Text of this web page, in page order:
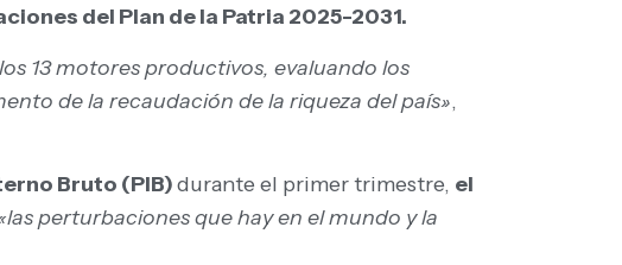
del Plan de la Patria 2025-2031.
13 motores productivos, evaluando los
de la recaudación de la riqueza del país»,
Bruto (PIB)durante el primer trimestre, el
perturbaciones que hay en el mundo y la